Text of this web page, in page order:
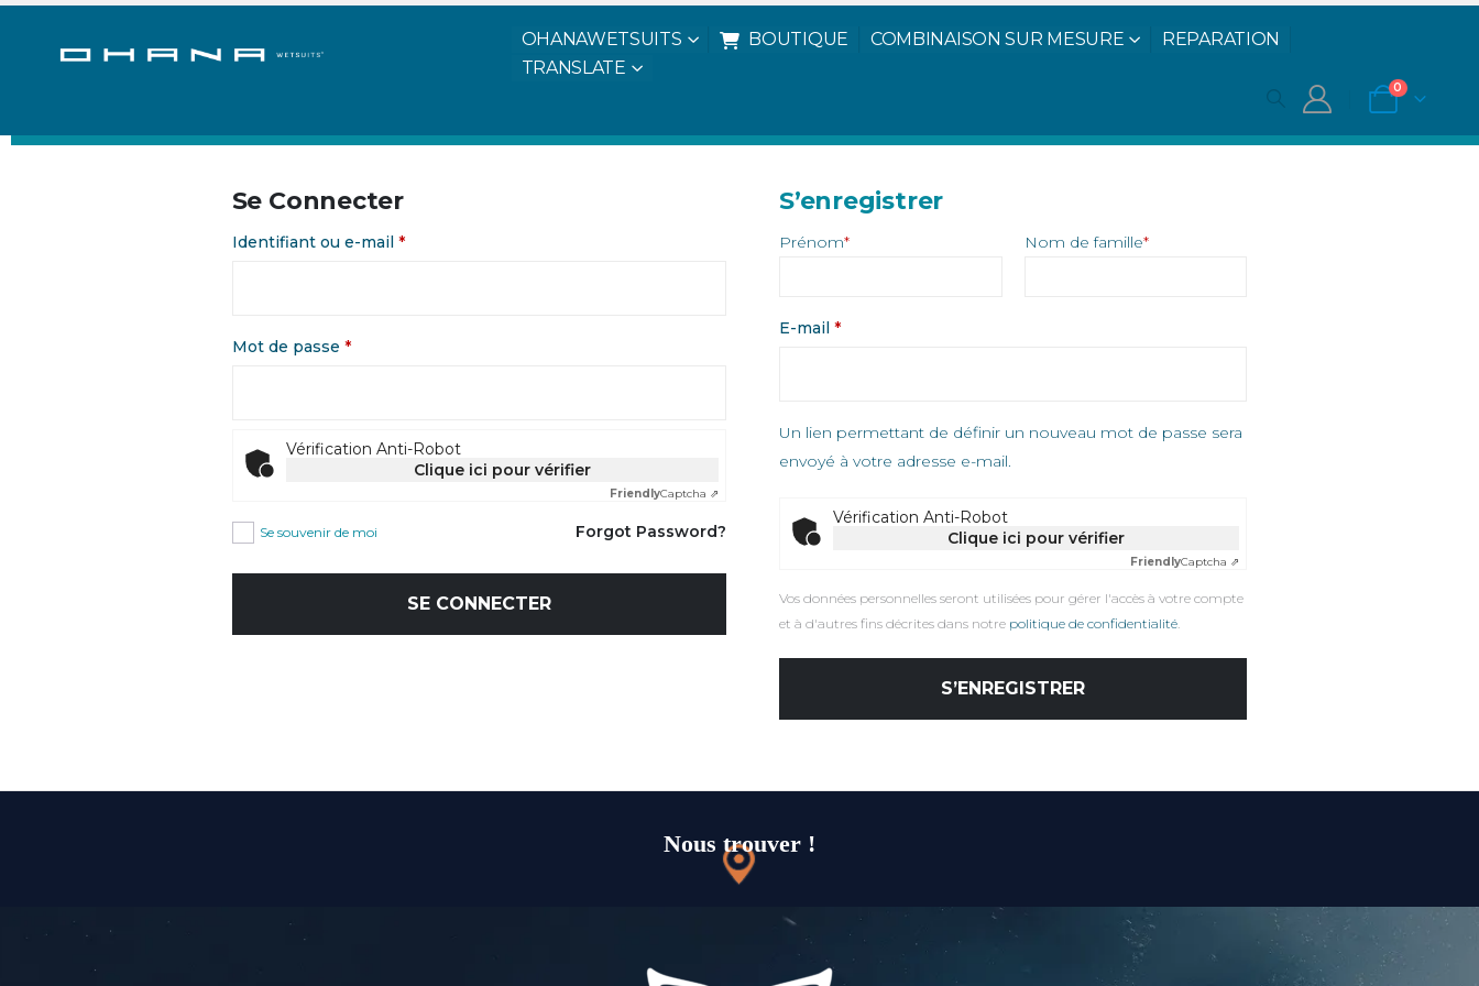
OHANAWETSUITS BOUTIQUE COMBINAISON SUR MESURE
REPARATION
TRANSLATE
0
Mon compte Ohana Wetsuits
MON COMPTE OHANA WETSUITS
Se Connecter
Identifiant ou e-mail *Obligatoire
Mot de passe *Obligatoire
Vérification Anti-Robot
Clique ici pour vérifier
FriendlyCaptcha ⇗
Se souvenir de moi Forgot Password?
SE CONNECTER
S’enregistrer
Prénom* Nom de famille*
E-mail *Obligatoire
Un lien permettant de définir un nouveau mot de passe sera
envoyé à votre adresse e-mail.
Vérification Anti-Robot
Clique ici pour vérifier
FriendlyCaptcha ⇗
Vos données personnelles seront utilisées pour gérer l'accès à votre compte
et à d'autres fins décrites dans notre politique de confidentialité.
S’ENREGISTRER
Nous trouver !